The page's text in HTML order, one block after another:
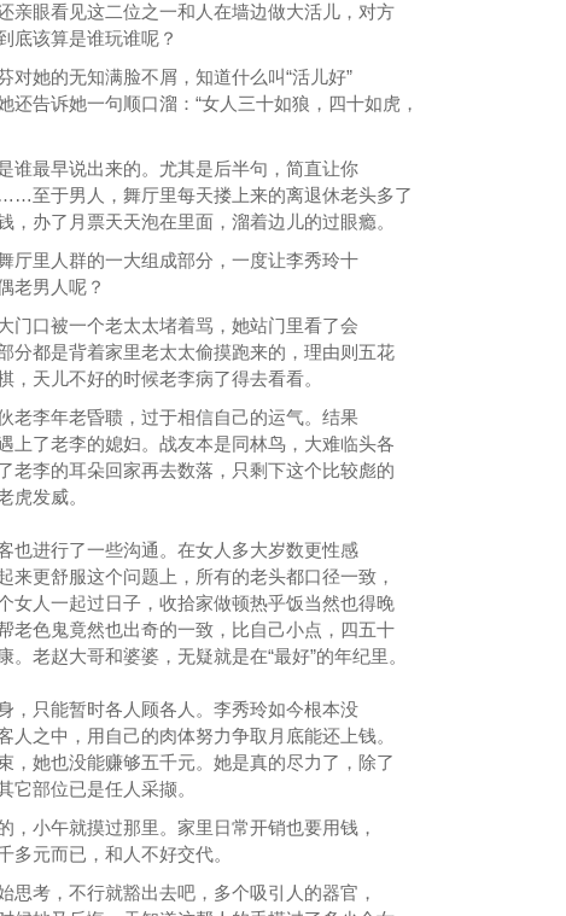
亲眼看见这二位之一和人在墙边做大活儿，对方
该算是谁玩谁呢？
对她的无知满脸不屑，知道什么叫“活儿好”
还告诉她一句顺口溜：“女人三十如狼，四十如虎，
谁最早说出来的。尤其是后半句，简直让你
至于男人，舞厅里每天搂上来的离退休老头多了
，办了月票天天泡在里面，溜着边儿的过眼瘾。
厅里人群的一大组成部分，一度让李秀玲十
老男人呢？
门口被一个老太太堵着骂，她站门里看了会
分都是背着家里老太太偷摸跑来的，理由则五花
，天儿不好的时候老李病了得去看看。
老李年老昏聩，过于相信自己的运气。结果
上了老李的媳妇。战友本是同林鸟，大难临头各
老李的耳朵回家再去数落，只剩下这个比较彪的
虎发威。
也进行了一些沟通。在女人多大岁数更性感
来更舒服这个问题上，所有的老头都口径一致，
女人一起过日子，收拾家做顿热乎饭当然也得晚
老色鬼竟然也出奇的一致，比自己小点，四五十
老赵大哥和婆婆，无疑就是在“最好”的年纪里。
，只能暂时各人顾各人。李秀玲如今根本没
人之中，用自己的肉体努力争取月底能还上钱。
，她也没能赚够五千元。她是真的尽力了，除了
它部位已是任人采撷。
，小午就摸过那里。家里日常开销也要用钱，
多元而已，和人不好交代。
思考，不行就豁出去吧，多个吸引人的器官，